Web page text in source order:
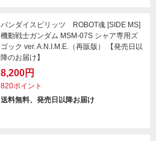
バンダイスピリッツ ROBOT魂 [SIDE MS]
機動戦士ガンダム MSM-07S シャア専用ズ
ゴック ver. A.N.I.M.E.（再販版） 【発売日以
降のお届け】
8,200円
820ポイント
送料無料、発売日以降お届け